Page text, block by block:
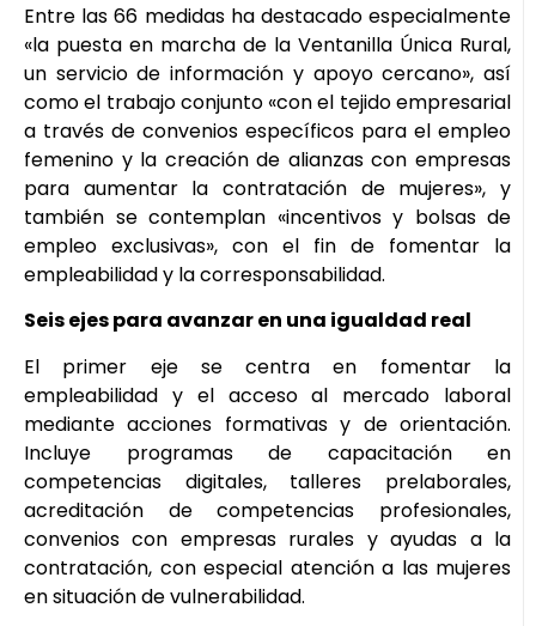
Entre las 66 medidas ha destacado especialmente
«la puesta en marcha de la Ventanilla Única Rural,
un servicio de información y apoyo cercano», así
como el trabajo conjunto «con el tejido empresarial
a través de convenios específicos para el empleo
femenino y la creación de alianzas con empresas
para aumentar la contratación de mujeres», y
también se contemplan «incentivos y bolsas de
empleo exclusivas», con el fin de fomentar la
empleabilidad y la corresponsabilidad.
Seis ejes para avanzar en una igualdad real
El primer eje se centra en fomentar la
empleabilidad y el acceso al mercado laboral
mediante acciones formativas y de orientación.
Incluye programas de capacitación en
competencias digitales, talleres prelaborales,
acreditación de competencias profesionales,
convenios con empresas rurales y ayudas a la
contratación, con especial atención a las mujeres
en situación de vulnerabilidad.